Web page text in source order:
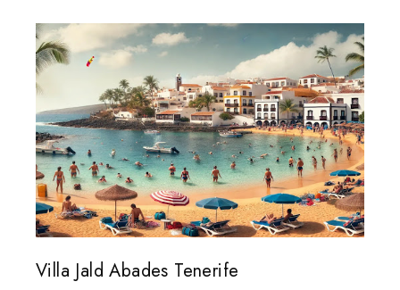
Villa Jald Abades Tenerife